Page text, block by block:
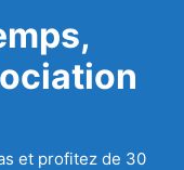
et profitez de 30